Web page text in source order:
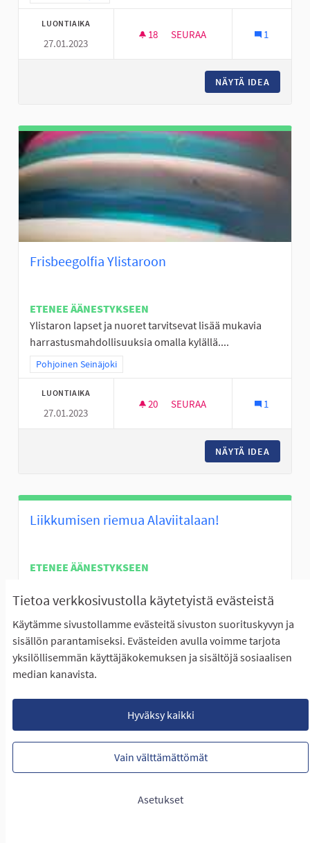
Tietoa verkkosivustolla käytetyistä evästeistä
Käytämme sivustollamme evästeitä sivuston suorituskyvyn ja
sisällön parantamiseksi. Evästeiden avulla voimme tarjota
yksilöllisemmän käyttäjäkokemuksen ja sisältöjä sosiaalisen
median kanavista.
Hyväksy kaikki
Vain välttämättömät
Asetukset
LUONTIAIKA
27.01.2023
18 18 SEURAAJAA
SEURAA 1
NÄYTÄ IDEA
Frisbeegolfia Ylistaroon
ETENEE ÄÄNESTYKSEEN
Ylistaron lapset ja nuoret tarvitsevat lisää mukavia
harrastusmahdollisuuksia omalla kylällä....
Rajaa tulokset teeman mukaan: Pohjoinen Seinäjoki
Pohjoinen Seinäjoki
LUONTIAIKA
27.01.2023
20 20 SEURAAJAA
SEURAA 1
NÄYTÄ IDEA
Liikkumisen riemua Alaviitalaan!
ETENEE ÄÄNESTYKSEEN
pohtimaan erilaisia lasten ja nuorten...
Rajaa tulokset teeman mukaan: Eteläinen Seinäjoki
Eteläinen Seinäjoki
LUONTIAIKA
27.01.2023
18 18 SEURAAJAA
SEURAA 0
Portaat Hallilanvuorelle